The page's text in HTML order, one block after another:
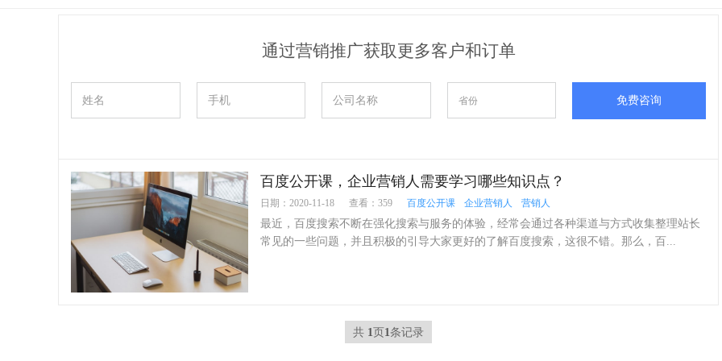
通过营销推广获取更多客户和订单
免费咨询
百度公开课，企业营销人需要学习哪些知识点？
日期：2020-11-18 查看：359 百度公开课 企业营销人 营销人
最近，百度搜索不断在强化搜索与服务的体验，经常会通过各种渠道与方式收集整理站长
常见的一些问题，并且积极的引导大家更好的了解百度搜索，这很不错。那么，百...
共 1页 1条记录